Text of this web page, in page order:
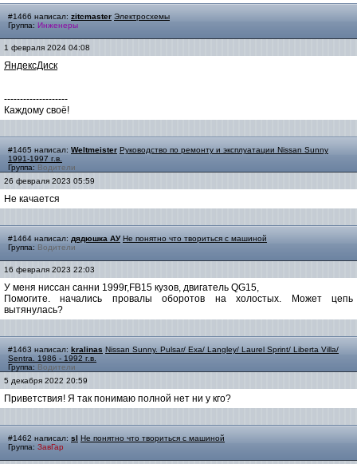
#1466 написал: zitcmaster Электросхемы
Группа: Инженеры
1 февраля 2024 04:08
ЯндексДиск
--------------------
Каждому своё!
#1465 написал: Weltmeister Руководство по ремонту и эксплуатации Nissan Sunny
1991-1997 г.в.
Группа: Водители
26 февраля 2023 05:59
Не качается
#1464 написал: дядюшка АУ Не понятно что твориться с машиной
Группа: Водители
16 февраля 2023 22:03
У меня ниссан санни 1999г,FB15 кузов, двигатель QG15,
Помогите. начались провалы оборотов на холостых. Может цепь
вытянулась?
#1463 написал: kralinas Nissan Sunny. Pulsar/ Exa/ Langley/ Laurel Sprint/ Liberta Villa/
Sentra. 1986 - 1992 г.в.
Группа: Водители
5 декабря 2022 20:59
Приветствия! Я так понимаю полной нет ни у кго?
#1462 написал: sl Не понятно что твориться с машиной
Группа: ЗавГар